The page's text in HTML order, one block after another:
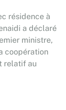
résidence à
a déclaré
ministre,
coopération
relatif au